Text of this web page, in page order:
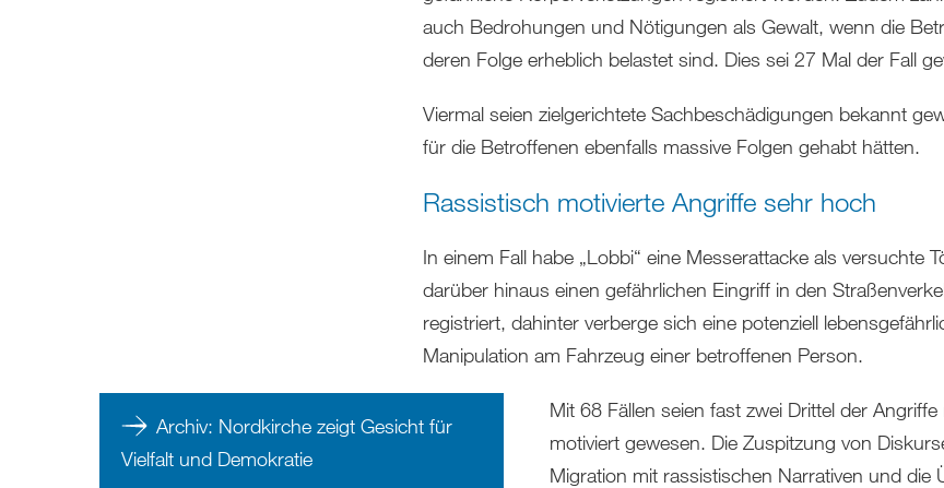
auch Bedrohungen und Nötigungen als Gewalt, wenn die
deren Folge erheblich belastet sind. Dies sei 27 Mal der Fall
Viermal seien zielgerichtete Sachbeschädigungen bekannt
für die Betroffenen ebenfalls massive Folgen gehabt hätten.
Rassistisch motivierte Angriffe sehr hoch
In einem Fall habe „Lobbi“ eine Messerattacke als versuchte
darüber hinaus einen gefährlichen Eingriff in den
registriert, dahinter verberge sich eine potenziell
Manipulation am Fahrzeug einer betroffenen Person.
Archiv: Nordkirche zeigt Gesicht für
Vielfalt und Demokratie
Mit 68 Fällen seien fast zwei Drittel der
motiviert gewesen. Die Zuspitzung von
Migration mit rassistischen Narrativen und die